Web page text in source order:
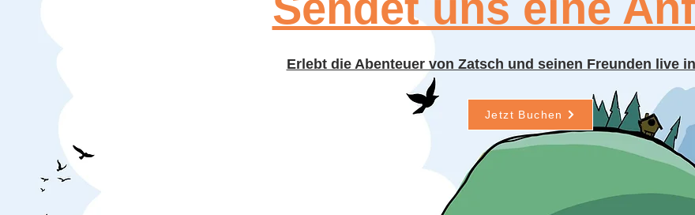
Erlebt die Abenteuer von Zatsch und seinen Freunden live
Jetzt Buchen